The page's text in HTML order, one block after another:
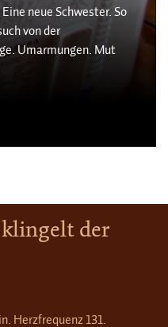
neue Schwester. So
von der
Umarmungen. Mut
der
Herzfrequenz 131.